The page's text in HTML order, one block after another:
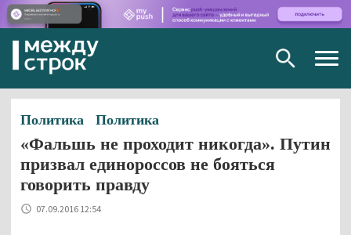
Политика Политика
«Фальшь не проходит никогда». Путин
призвал единороссов не бояться
говорить правду
07.09.2016 12:54